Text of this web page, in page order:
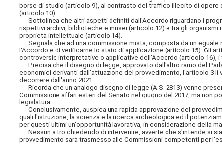
borse di studio (articolo 9), al contrasto del traffico illecito di
(articolo 10).
Sottolinea che altri aspetti definiti dall'Accordo riguardano i
rispettivi archivi, biblioteche e musei (articolo 12) e tra gli
proprietà intellettuale (articolo 14).
Segnala che ad una commissione mista, composta da un
l'Accordo e di verificarne lo stato di applicazione (articolo 15). Gli
controversie interpretative o applicative dell'Accordo (articolo 16), i
Precisa che il disegno di legge, approvato dall'altro ramo del
economici derivanti dall'attuazione del provvedimento, l'articolo 3 li
decorrere dall'anno 2021.
Ricorda che un analogo disegno di legge (A.S. 2813) venne
Commissione affari esteri del Senato nel giugno del 2017, ma non
legislatura.
Conclusivamente, auspica una rapida approvazione del
quali l'istruzione, la scienza e la ricerca archeologica ed il
per questi ultimi un'opportunità lavorativa, in considerazione della
Nessun altro chiedendo di intervenire, avverte che s'intende si
provvedimento sarà trasmesso alle Commissioni competenti per